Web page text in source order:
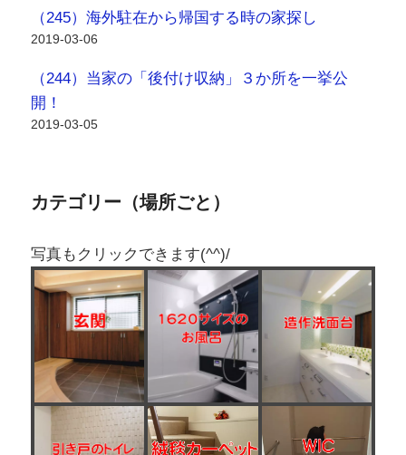
（245）海外駐在から帰国する時の家探し
2019-03-06
（244）当家の「後付け収納」３か所を一挙公
開！
2019-03-05
カテゴリー（場所ごと）
写真もクリックできます(^^)/